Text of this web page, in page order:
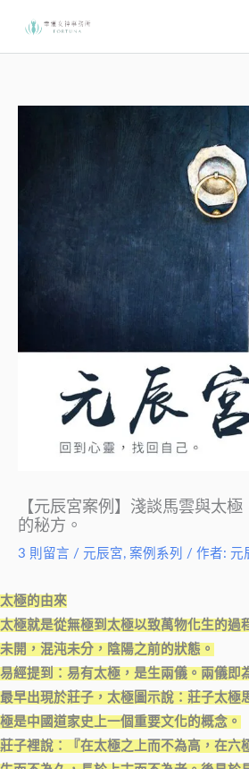
【元辰宮案例】淺談馬雲與太
的秘方。
3 則留言 / 元辰宮, 案例系列 / 作者: 元
太極的由來
太極就是從無極到太極以致萬物化生的過
未開，混沌未分，陰陽之前的狀態。
易經提到：易有太極，是生兩儀。兩儀即
最早出現於莊子，太極圖示說：莊子太極
極是中國道家史上一個重要文化的概念。
莊子裡說：『在太極之上而不為高，在六